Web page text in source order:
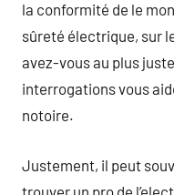
la conformité de le
sûreté électrique, sur
avez-vous au plus
interrogations vous
notoire.
Justement, il peut
trouver un pro de